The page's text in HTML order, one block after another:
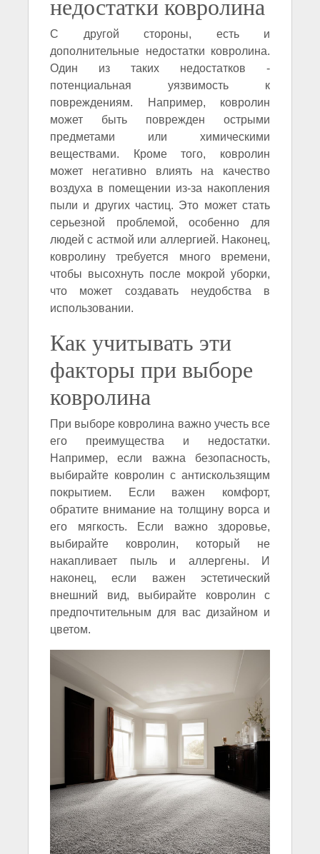
С другой стороны, есть и
дополнительные недостатки ковролина.
Один из таких недостатков -
потенциальная уязвимость к
повреждениям. Например, ковролин
может быть поврежден острыми
предметами или химическими
веществами. Кроме того, ковролин
может негативно влиять на качество
воздуха в помещении из-за накопления
пыли и других частиц. Это может стать
серьезной проблемой, особенно для
людей с астмой или аллергией. Наконец,
ковролину требуется много времени,
чтобы высохнуть после мокрой уборки,
что может создавать неудобства в
использовании.
Как учитывать эти
факторы при выборе
ковролина
При выборе ковролина важно учесть все
его преимущества и недостатки.
Например, если важна безопасность,
выбирайте ковролин с антискользящим
покрытием. Если важен комфорт,
обратите внимание на толщину ворса и
его мягкость. Если важно здоровье,
выбирайте ковролин, который не
накапливает пыль и аллергены. И
наконец, если важен эстетический
внешний вид, выбирайте ковролин с
предпочтительным для вас дизайном и
цветом.